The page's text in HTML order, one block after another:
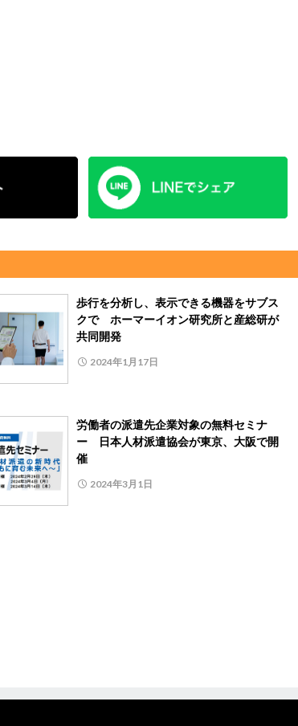
歩行を分析し、表示できる機器をサブス
クで ホーマーイオン研究所と産総研が
共同開発
2024年1月17日
労働者の派遣先企業対象の無料セミナ
ー 日本人材派遣協会が東京、大阪で開
催
2024年3月1日